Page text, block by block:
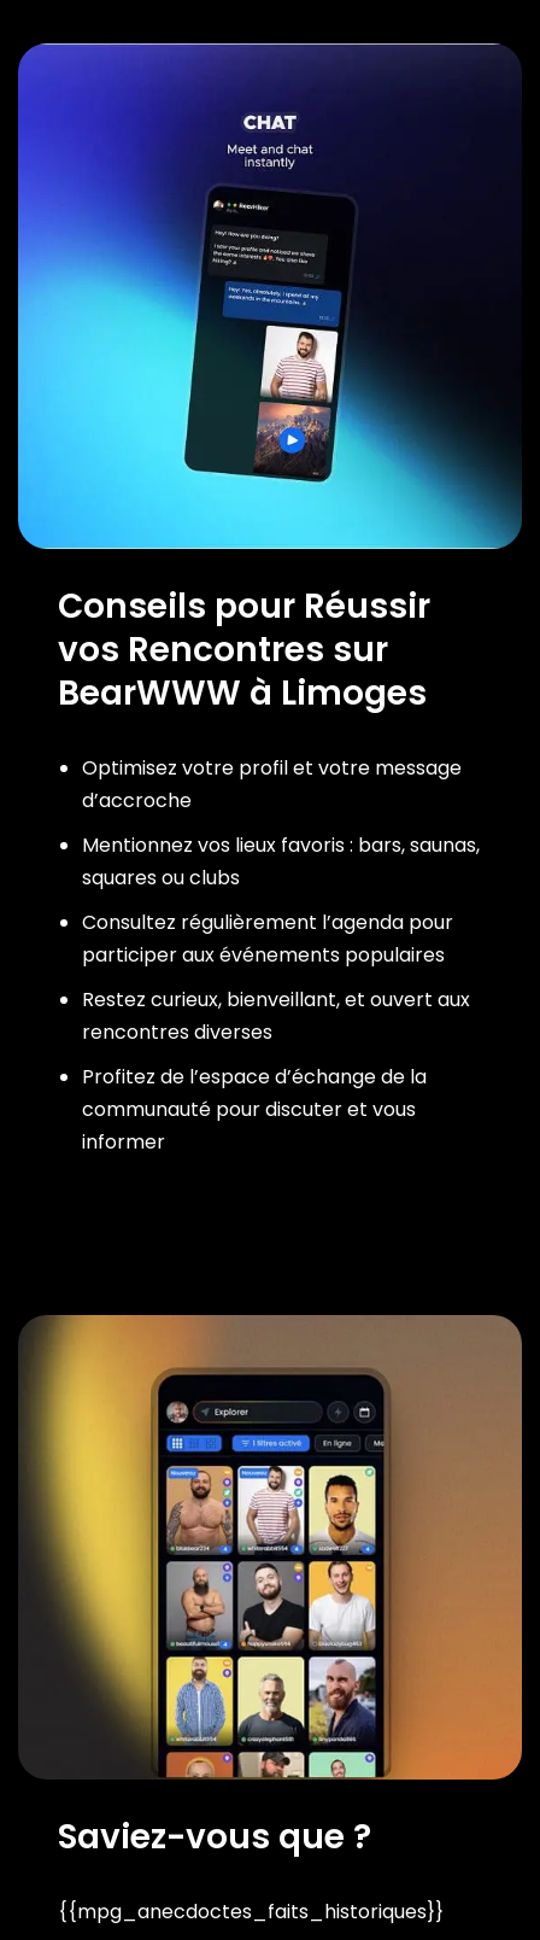
Conseils pour Réussir
vos Rencontres sur
BearWWW à Limoges
Optimisez votre profil et votre message
d’accroche
Mentionnez vos lieux favoris : bars, saunas,
squares ou clubs
Consultez régulièrement l’agenda pour
participer aux événements populaires
Restez curieux, bienveillant, et ouvert aux
rencontres diverses
Profitez de l’espace d’échange de la
communauté pour discuter et vous
informer
Saviez-vous que ?
{{mpg_anecdoctes_faits_historiques}}